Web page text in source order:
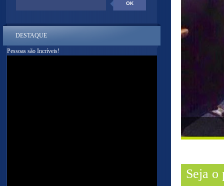
Seja o
DESTAQUE
Pessoas são Incríveis!